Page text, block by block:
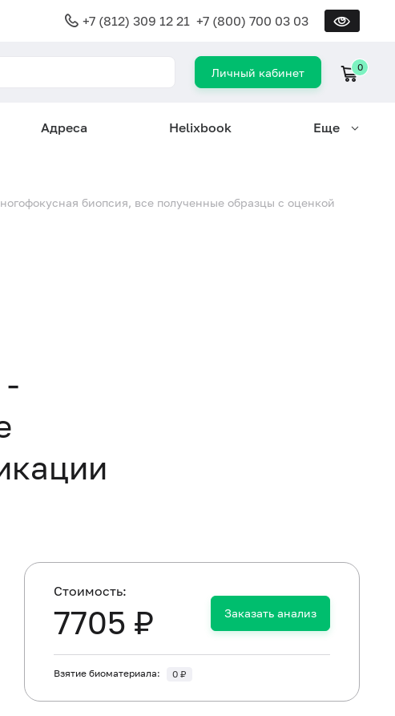
+7 (812) 309 12 21 +7 (800) 700 03 03
Личный кабинет 0
Адреса Helixbook Еще
биопсия, все полученные образцы с оценкой
-
Cтоимость:
7705 ₽ Заказать анализ
Взятие биоматериала: 0 ₽